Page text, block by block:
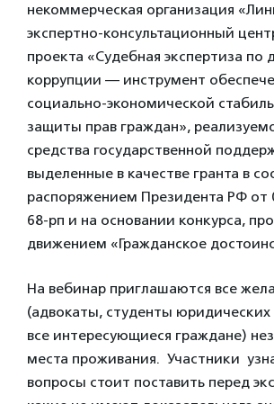
некоммерческая организация
экспертно-консультационный
проекта «Судебная экспертиза по
коррупции — инструмент
социально-экономической
защиты прав граждан»,
средства государственной
выделенные в качестве гранта в
распоряжением Президента РФ от
68-рп и на основании конкурса,
движением «Гражданское
На вебинар приглашаются все
(адвокаты, студенты юридических
все интересующиеся граждане)
места проживания. Участники
вопросы стоит поставить перед